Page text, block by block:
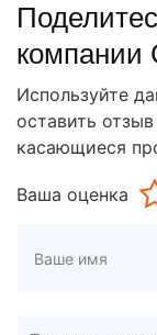
компании
Используйте
оставить
касающиеся
Ваша оценка